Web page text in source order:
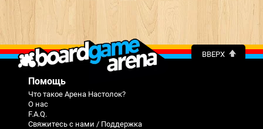
ВВЕРХ
Помощь
Что такое Арена Настолок?
О нас
F.A.Q.
Свяжитесь с нами / Поддержка